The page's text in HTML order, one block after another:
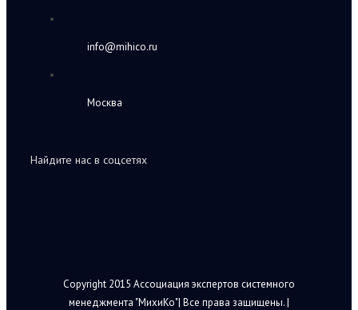
info@mihico.ru
Москва
Найдите нас в соцсетях
Copyright 2015 Ассоциация экспертов системного
менеджмента "МихиКо"| Все права защищены. |